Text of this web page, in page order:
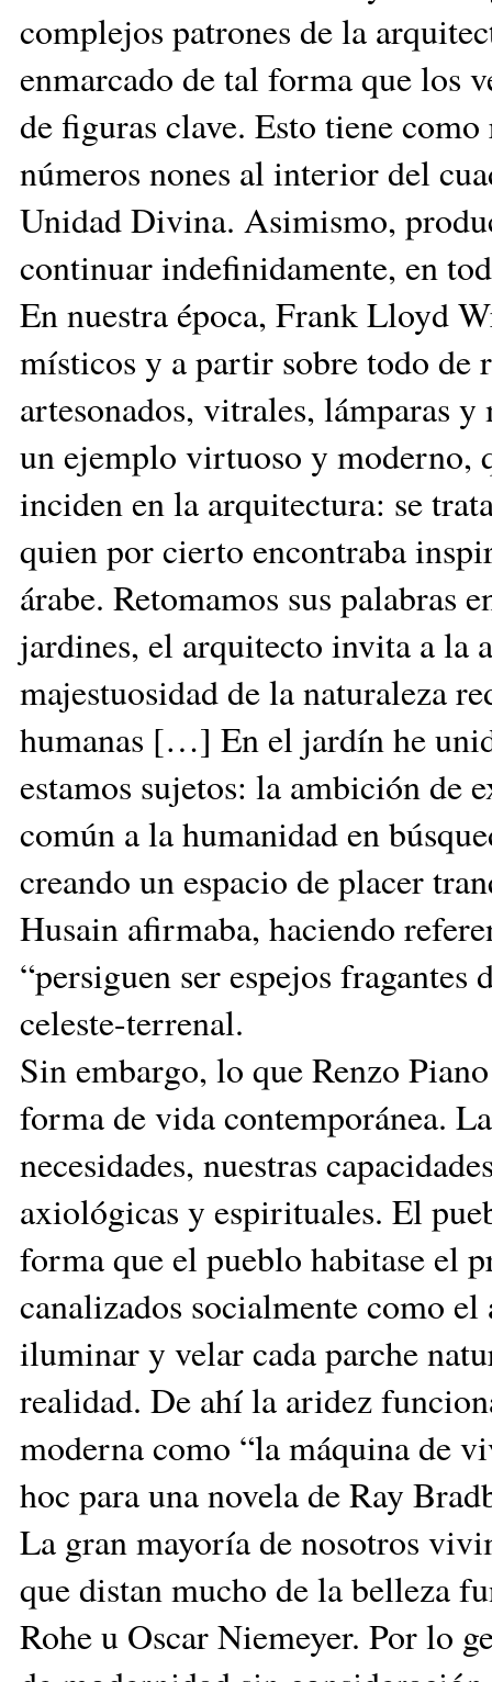
complejos patrones de la
enmarcado de tal forma que los
de figuras clave. Esto tiene
números nones al interior del
Unidad Divina. Asimismo,
continuar indefinidamente, en
En nuestra época, Frank Lloyd
místicos y a partir sobre todo de
artesonados, vitrales, lámparas
un ejemplo virtuoso y moderno,
inciden en la arquitectura: se
quien por cierto encontraba
árabe. Retomamos sus palabras
jardines, el arquitecto invita a la
majestuosidad de la naturaleza
humanas […] En el jardín he
estamos sujetos: la ambición de
común a la humanidad en
creando un espacio de placer
Husain afirmaba, haciendo
“persiguen ser espejos
celeste-terrenal.
Sin embargo, lo que Renzo
forma de vida contemporánea.
necesidades, nuestras
axiológicas y espirituales. El
forma que el pueblo habitase el
canalizados socialmente como
iluminar y velar cada parche
realidad. De ahí la aridez
moderna como “la máquina de
hoc para una novela de Ray
La gran mayoría de nosotros
que distan mucho de la belleza
Rohe u Oscar Niemeyer. Por lo